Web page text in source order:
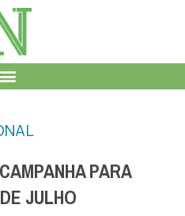
PARA
JULHO